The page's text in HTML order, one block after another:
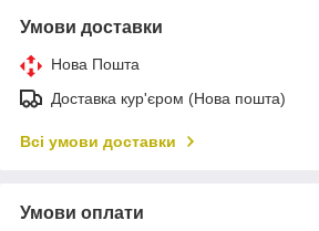
Умови доставки
Нова Пошта
Доставка кур'єром (Нова пошта)
Всі умови доставки
Умови оплати